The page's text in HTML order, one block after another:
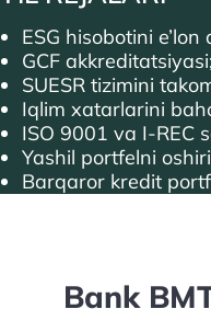
ESG hisobotini e’lon
GCF akkreditatsiyasi;
SUESR tizimini
Iqlim xatarlarini
ISO 9001 va I-REC
Yashil portfelni
Barqaror kredit
Bank